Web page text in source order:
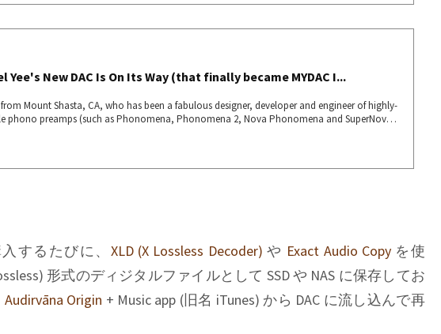
Yee's New DAC Is On Its Way (that finally became MYDAC I...
from Mount Shasta, CA, who has been a fabulous designer, developer and engineer of highly-
phono preamps (such as Phonomena, Phonomena 2, Nova Phonomena and SuperNova
するたびに、 XLD (X Lossless Decoder) や Exact Audio Copy を使
形式のディジタルファイルとして SSD や NAS に保存してお
Audirvāna Origin + Music app (旧名 iTunes) から DAC に流し込んで再